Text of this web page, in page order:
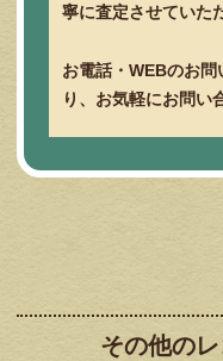
寧に査定させていた
お電話・WEBのお
り、お気軽にお問い
その他の